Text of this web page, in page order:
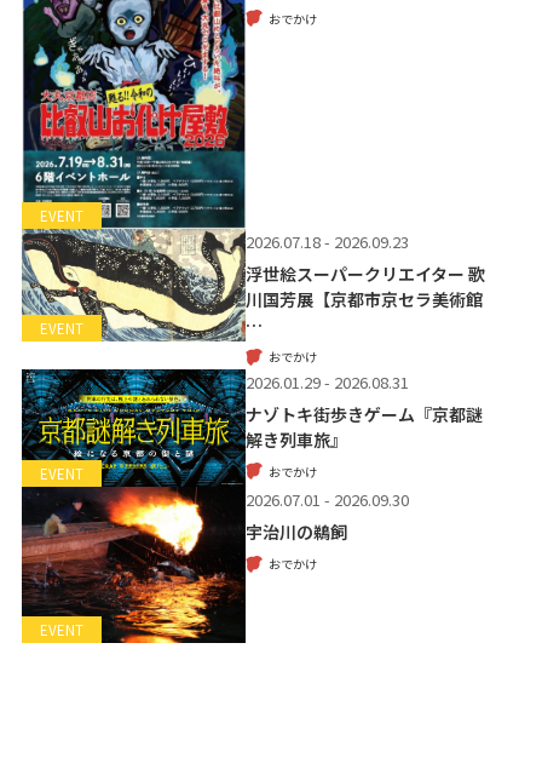
EVENT
おでかけ
EVENT
2026.07.18 - 2026.09.23
浮世絵スーパークリエイター 歌
川国芳展【京都市京セラ美術館
…
おでかけ
EVENT
2026.01.29 - 2026.08.31
ナゾトキ街歩きゲーム『京都謎
解き列車旅』
おでかけ
EVENT
2026.07.01 - 2026.09.30
宇治川の鵜飼
おでかけ